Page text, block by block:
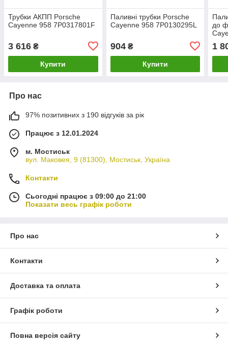
Трубки АКПП Porsche
Cayenne 958 7P0317801F
3 616 ₴
Купити
Паливні трубки Porsche
Cayenne 958 7P0130295L
904₴
Купити
до
1
Про нас
97% позитивних з 190 відгуків за рік
Працює з 12.01.2024
м. Мостиськ
вул. Маковея, 9 (81300), Мостиськ, Україна
Контакти
Сьогодні працює з 09:00 до 21:00
Показати весь графік роботи
Про нас
Контакти
Доставка та оплата
Графік роботи
Повна версія сайту